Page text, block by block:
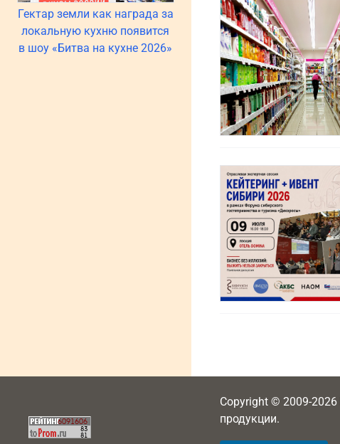
Гектар земли как награда за
локальную кухню появится
в шоу «Битва на кухне 2026»
Copyright © 2009-
продукции.